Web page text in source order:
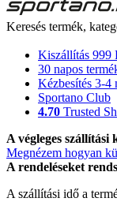
Keresés termék,
Kiszállítás 999
30 napos
Kézbesítés 3-4
Sportano Club
4.70 Trusted
A végleges szállítási
Megnézem hogyan
A rendeléseket
A szállítási idő a